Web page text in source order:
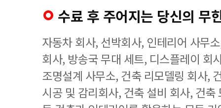
수료 후 주어지는 당신의 무
자동차 회사, 선박회사, 인테리어 사무
회사, 방송국 무대 세트, 디스플레이 회
조명설계 사무소, 건축 리모델링 회사,
시공 및 감리회사, 건축 설비 회사, 건축